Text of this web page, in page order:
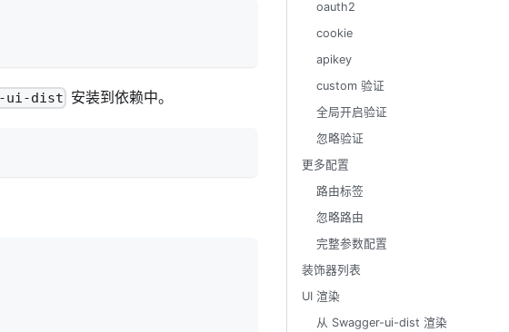
ui-dist 安装到依赖中。
oauth2
cookie
apikey
custom 验证
全局开启验证
忽略验证
更多配置
路由标签
忽略路由
完整参数配置
装饰器列表
UI 渲染
从 Swagger-ui-dist 渲染